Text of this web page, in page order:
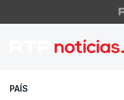
PAÍS